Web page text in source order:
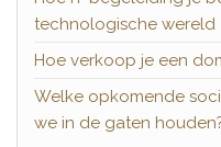
technologische wereld
Hoe verkoop je een
Welke opkomende
we in de gaten